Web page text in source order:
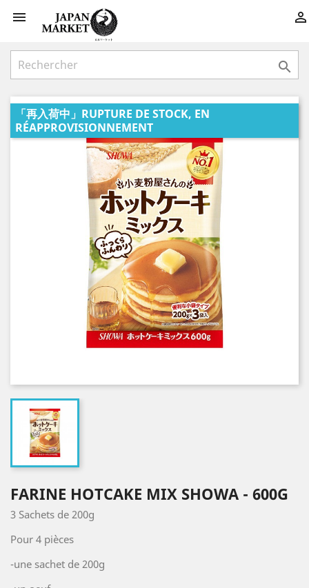
 

「再入荷中」RUPTURE DE STOCK, EN
RÉAPPROVISIONNEMENT
FARINE HOTCAKE MIX SHOWA - 600G
3 Sachets de 200g
Pour 4 pièces
-une sachet de 200g